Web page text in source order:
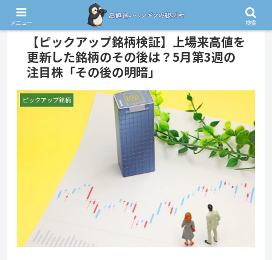
PR
【ピックアップ銘柄検証】上場来高値を
更新した銘柄のその後は？5月第3週の
注目株「その後の明暗」
ピックアップ銘柄
メニュー 検索